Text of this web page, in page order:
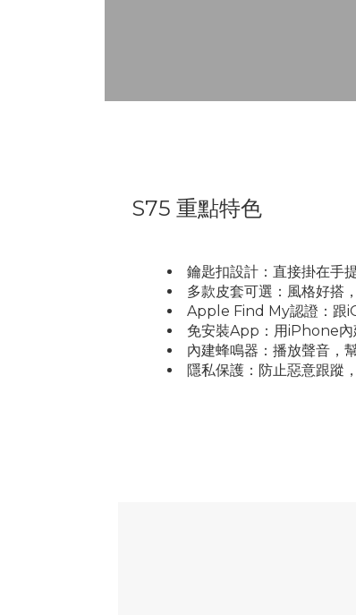
S75 重點特色
鑰匙扣設計：直接掛在手
多款皮套可選：風格好搭
Apple Find My認證：跟
免安裝App：用iPhone
內建蜂鳴器：播放聲音，
隱私保護：防止惡意跟蹤